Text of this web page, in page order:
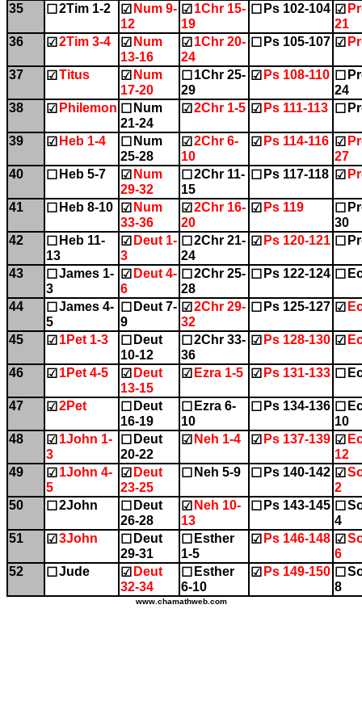
35 ☐ 2Tim 1-2 ☑ Num 9-
12
☑ 1Chr 15-
19
☐ Ps 102-104 ☑
21
36
☑ 2Tim 3-4 ☑ Num
13-16
☑ 1Chr 20-
24
☐ Ps 105-107 ☑
37 ☑ Titus ☑ Num
17-20
☐ 1Chr 25-
29
☑ Ps 108-110 ☐
24
38
☑ Philemon ☐ Num
21-24
☑ 2Chr 1-5 ☑ Ps 111-113 ☐
39 ☑ Heb 1-4 ☐ Num
25-28
☑ 2Chr 6-
10
☑ Ps 114-116 ☑
27
40
☐ Heb 5-7 ☑ Num
29-32
☐ 2Chr 11-
15
☐ Ps 117-118 ☑
41 ☐ Heb 8-10 ☑ Num
33-36
☑ 2Chr 16-
20
☑ Ps 119 ☐
30
42
☐ Heb 11-
13
☑ Deut 1-
3
☐ 2Chr 21-
24
☑ Ps 120-121 ☐
43 ☐ James 1-
3
☑ Deut 4-
6
☐ 2Chr 25-
28
☐ Ps 122-124 ☐
44 ☐ James 4-
5
☐ Deut 7-
9
☑ 2Chr 29-
32
☐ Ps 125-127 ☑
45 ☑ 1Pet 1-3 ☐ Deut
10-12
☐ 2Chr 33-
36
☑ Ps 128-130 ☑
46 ☑ 1Pet 4-5 ☑ Deut
13-15
☑ Ezra 1-5 ☑ Ps 131-133 ☐
47 ☑ 2Pet ☐ Deut
16-19
☐ Ezra 6-
10
☐ Ps 134-136 ☐
10
48
☑ 1John 1-
3
☐ Deut
20-22
☑ Neh 1-4 ☑ Ps 137-139 ☑
12
49
☑ 1John 4-
5
☑ Deut
23-25
☐ Neh 5-9 ☐ Ps 140-142 ☑
2
50
☐ 2John ☐ Deut
26-28
☑ Neh 10-
13
☐ Ps 143-145 ☐
4
51
☑ 3John ☐ Deut
29-31
☐ Esther
1-5
☑ Ps 146-148 ☑
6
52
☐ Jude ☑ Deut
32-34
☐ Esther
6-10
☑ Ps 149-150 ☐
8
www.chamathweb.com